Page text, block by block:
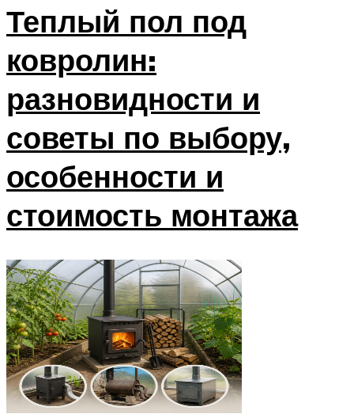
Теплый пол под
ковролин:
разновидности и
советы по выбору,
особенности и
стоимость монтажа